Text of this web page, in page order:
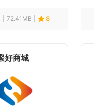
72.41MB 8
好商城